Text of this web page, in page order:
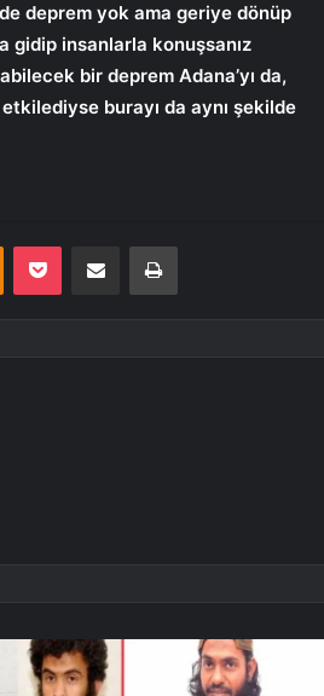
deprem yok ama geriye dönüp
gidip insanlarla konuşsanız
bir deprem Adana’yı da,
burayı da aynı şekilde
Odnoklassniki
Pocket E-Posta ile paylaş Yazdır